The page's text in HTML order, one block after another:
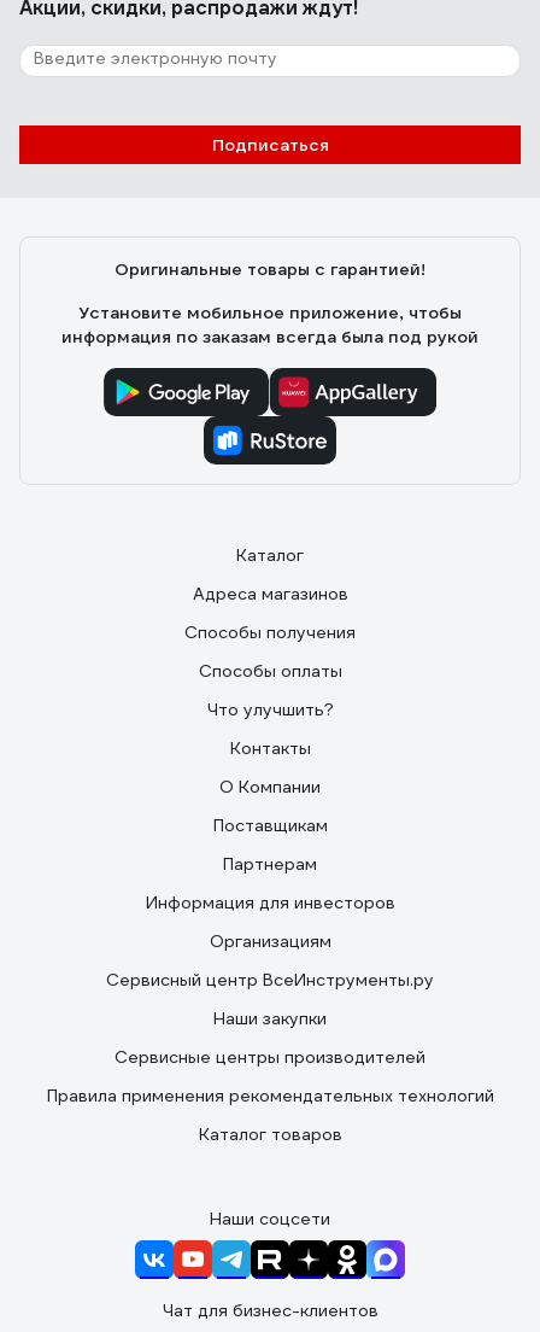
20 отзывов
Отзыв о перчатках Jeta Safety JN011-XL
Николай Х. 01.12.2021
Акции, скидки, распродажи ждут!
Подписаться
Оригинальные товары с гарантией!
Установите мобильное приложение, чтобы
информация по заказам всегда была под рукой
Каталог
Адреса магазинов
Способы получения
Способы оплаты
Что улучшить?
Контакты
О Компании
Поставщикам
Партнерам
Информация для инвесторов
Организациям
Сервисный центр ВсеИнструменты.ру
Наши закупки
Сервисные центры производителей
Правила применения рекомендательных технологий
Каталог товаров
Наши соцсети
Чат для бизнес-клиентов